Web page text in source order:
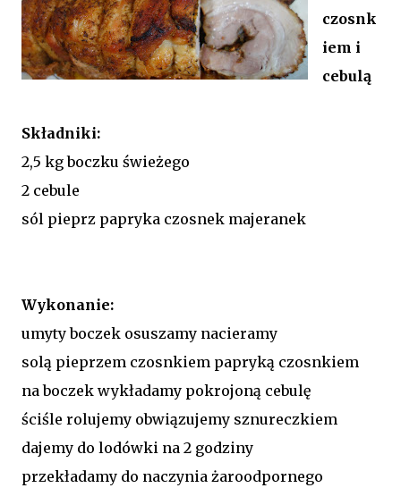
czosnk
iem i
cebulą
Składniki:
2,5 kg boczku świeżego
2 cebule
sól pieprz papryka czosnek majeranek
Wykonanie:
umyty boczek osuszamy nacieramy
solą pieprzem czosnkiem papryką czosnkiem
na boczek wykładamy pokrojoną cebulę
ściśle rolujemy obwiązujemy sznureczkiem
dajemy do lodówki na 2 godziny
przekładamy do naczynia żaroodpornego